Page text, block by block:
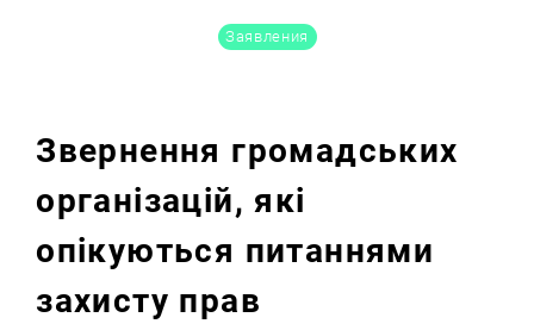
Заявления
Звернення громадських
організацій, які
опікуються питаннями
захисту прав